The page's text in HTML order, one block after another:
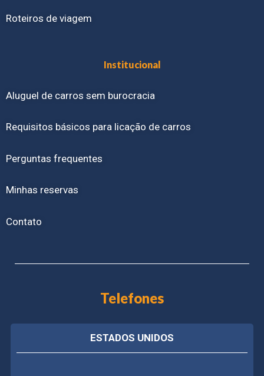
Roteiros de viagem
Institucional
Aluguel de carros sem burocracia
Requisitos básicos para licação de carros
Perguntas frequentes
Minhas reservas
Contato
Telefones
ESTADOS UNIDOS